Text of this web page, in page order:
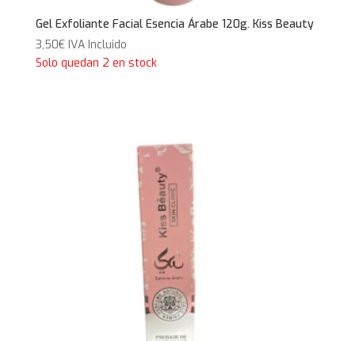
Gel Exfoliante Facial Esencia Árabe 120g. Kiss Beauty
3,50€ IVA Incluido
Solo quedan 2 en stock